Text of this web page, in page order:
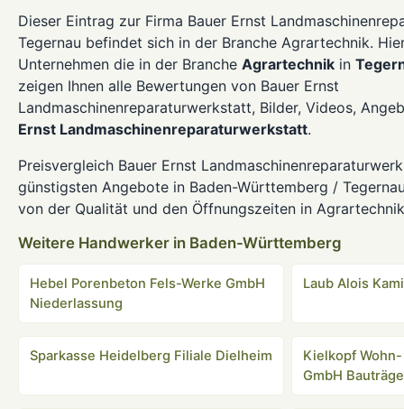
Dieser Eintrag zur Firma Bauer Ernst
Tegernau befindet sich in der Branche Agrartechnik.
Unternehmen die in der Branche Agrartechnik in
zeigen Ihnen alle Bewertungen von Bauer Ernst
Landmaschinenreparaturwerkstatt, Bilder, Videos,
Ernst Landmaschinenreparaturwerkstatt.
Preisvergleich Bauer Ernst
günstigsten Angebote in Baden-Württemberg /
von der Qualität und den Öffnungszeiten in
Weitere Handwerker in Baden-Württemberg
Hebel Porenbeton Fels-Werke GmbH
Niederlassung
Laub Alois
Sparkasse Heidelberg Filiale Dielheim
Kielkopf
GmbH